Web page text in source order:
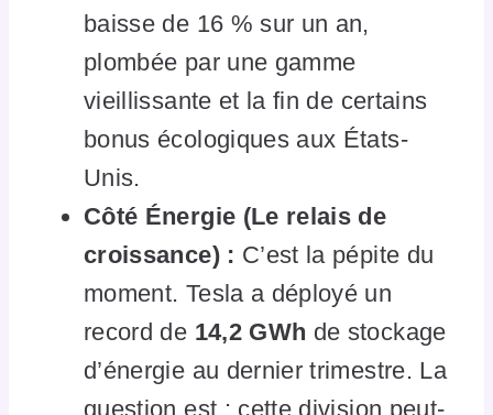
baisse de 16 % sur un an,
plombée par une gamme
vieillissante et la fin de certains
bonus écologiques aux États-
Unis.
Côté Énergie (Le relais de
croissance) : C’est la pépite du
moment. Tesla a déployé un
record de 14,2 GWh de stockage
d’énergie au dernier trimestre. La
question est : cette division peut-